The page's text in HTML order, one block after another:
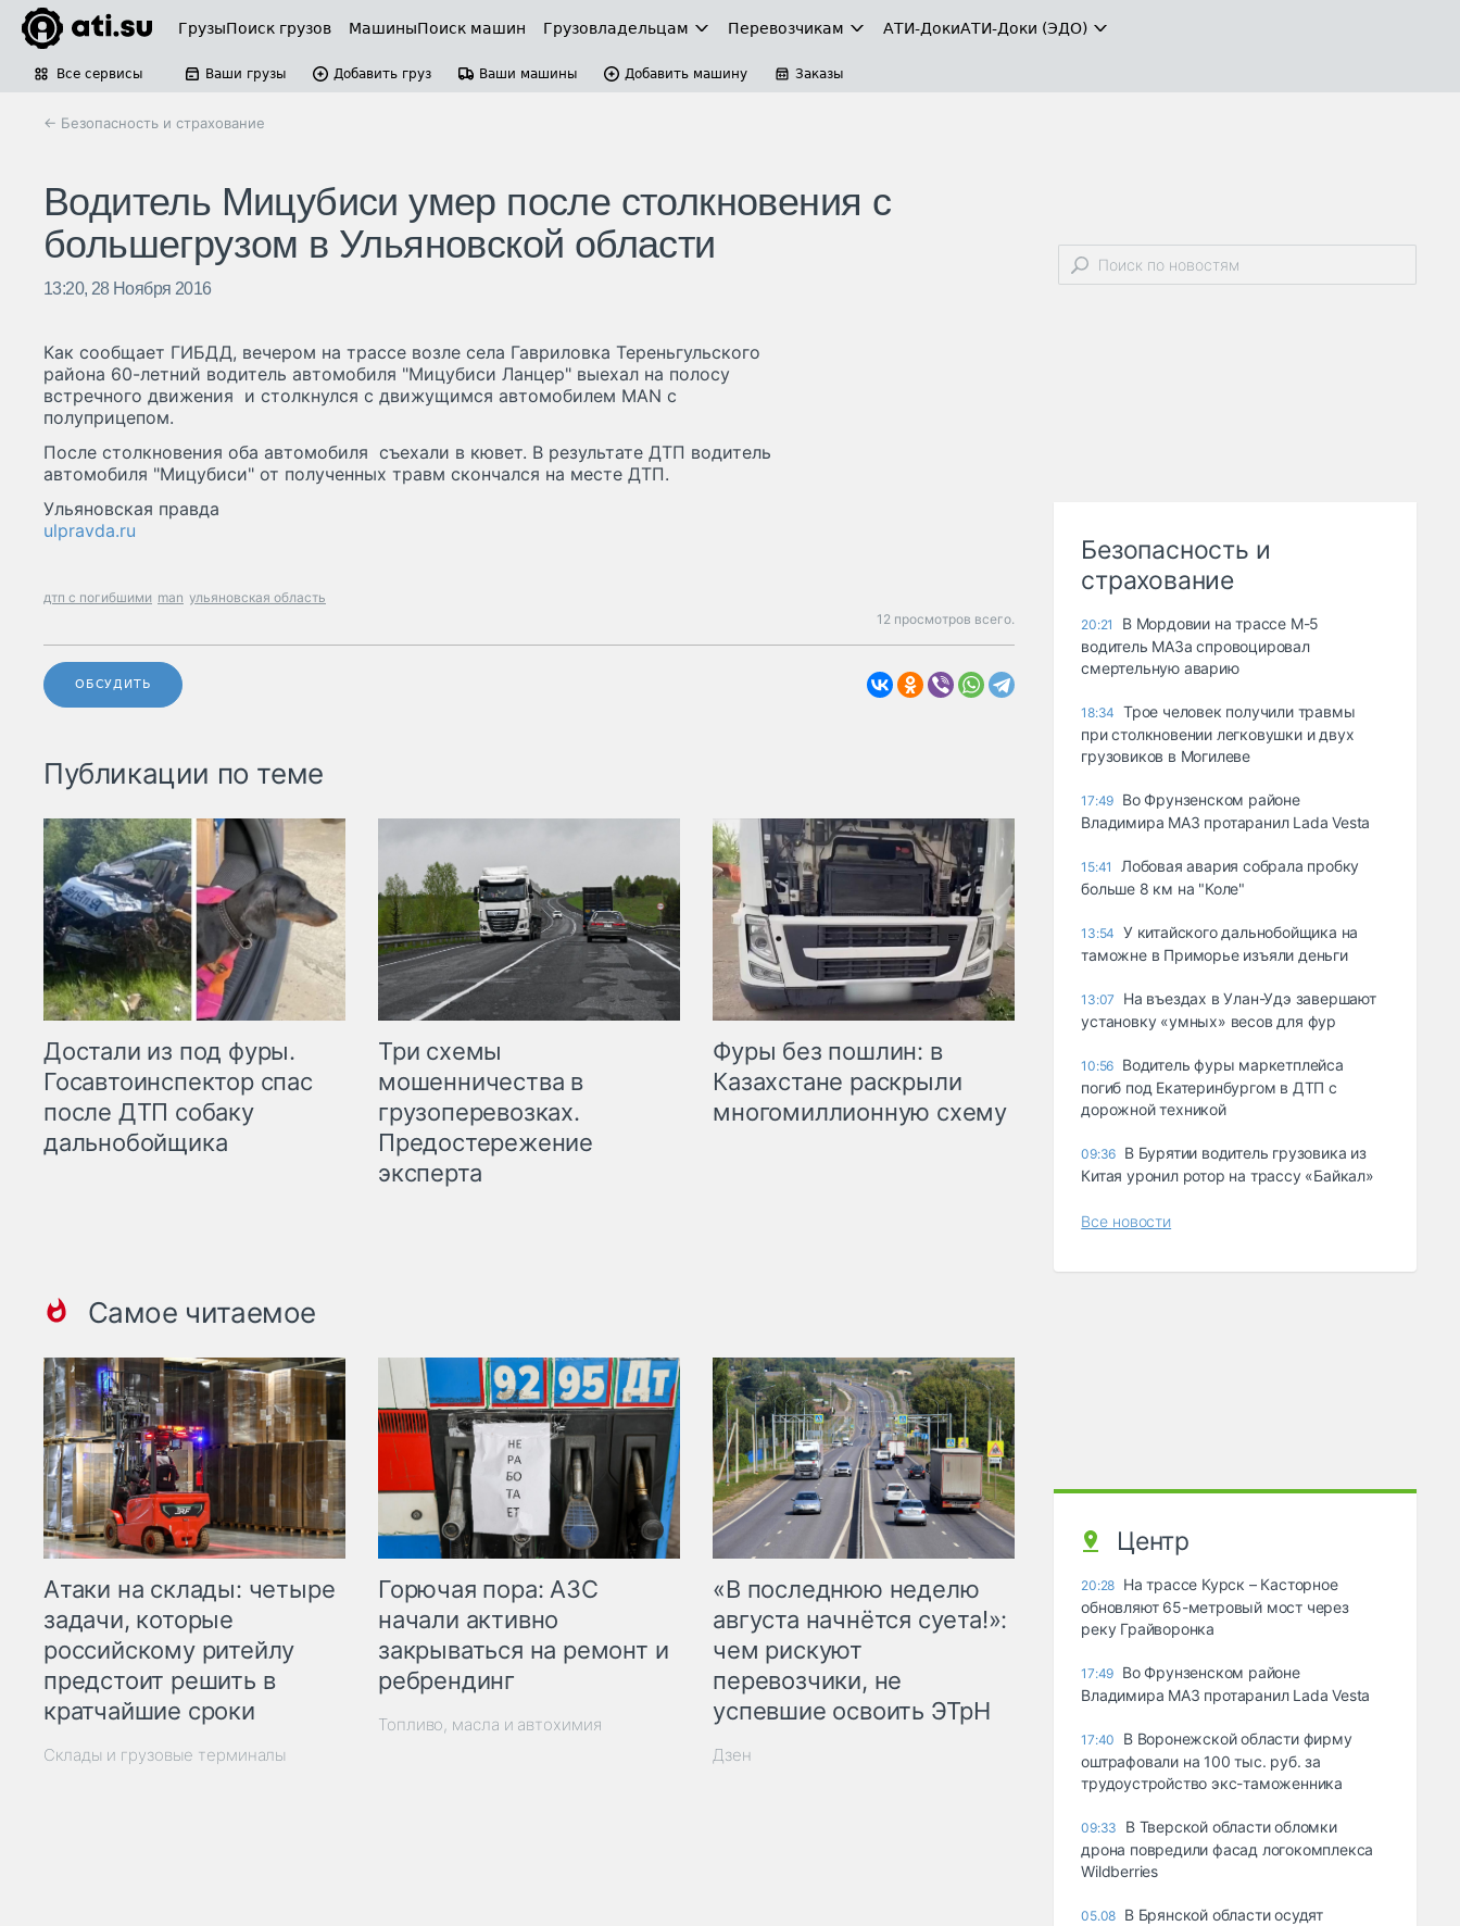
ГрузыПоиск грузов МашиныПоиск машин Грузовладельцам Перевозчикам АТИ-ДокиАТИ-Доки (ЭДО)
Все сервисы Ваши грузы Добавить груз Ваши машины Добавить машину Заказы
← Безопасность и страхование
Водитель Мицубиси умер после столкновения с
большегрузом в Ульяновской области
13:20, 28 Ноября 2016
Как сообщает ГИБДД, вечером на трассе возле села Гавриловка Тереньгульского
района 60-летний водитель автомобиля "Мицубиси Ланцер" выехал на полосу
встречного движения и столкнулся с движущимся автомобилем MAN с
полуприцепом.
После столкновения оба автомобиля съехали в кювет. В результате ДТП водитель
автомобиля "Мицубиси" от полученных травм скончался на месте ДТП.
Ульяновская правда
ulpravda.ru
дтп с погибшими man ульяновская область
12 просмотров всего.
ОБСУДИТЬ
Публикации по теме
Достали из под фуры.
Госавтоинспектор спас
после ДТП собаку
дальнобойщика
Три схемы
мошенничества в
грузоперевозках.
Предостережение
эксперта
Фуры без пошлин: в
Казахстане раскрыли
многомиллионную схему
Самое читаемое
Атаки на склады: четыре
задачи, которые
российскому ритейлу
предстоит решить в
кратчайшие сроки
Склады и грузовые терминалы
Горючая пора: АЗС
начали активно
закрываться на ремонт и
ребрендинг
Топливо, масла и автохимия
«В последнюю неделю
августа начнётся суета!»:
чем рискуют
перевозчики, не
успевшие освоить ЭТрН
Дзен
Безопасность и
страхование
20:21
В Мордовии на трассе М-5
водитель МАЗа спровоцировал
смертельную аварию
18:34
Трое человек получили травмы
при столкновении легковушки и двух
грузовиков в Могилеве
17:49 Во Фрунзенском районе
Владимира МАЗ протаранил Lada Vesta
15:41
Лобовая авария собрала пробку
больше 8 км на "Коле"
13:54
У китайского дальнобойщика на
таможне в Приморье изъяли деньги
13:07
Ha въeздax в Улaн-Удэ зaвepшaют
ycтaнoвкy «yмныx» вecoв для фyp
10:56 Водитель фуры маркетплейса
погиб под Екатеринбургом в ДТП с
дорожной техникой
09:36 В Бурятии водитель грузовика из
Китая уронил ротор на трассу «Байкал»
Все новости
Центр
20:28 На трассе Курск – Касторное
обновляют 65-метровый мост через
реку Грайворонка
17:49 Во Фрунзенском районе
Владимира МАЗ протаранил Lada Vesta
17:40
В Воронежской области фирму
оштрафовали на 100 тыс. руб. за
трудоустройство экс-таможенника
09:33
В Тверской области обломки
дрона повредили фасад логокомплекса
Wildberries
05.08 В Брянской области осудят